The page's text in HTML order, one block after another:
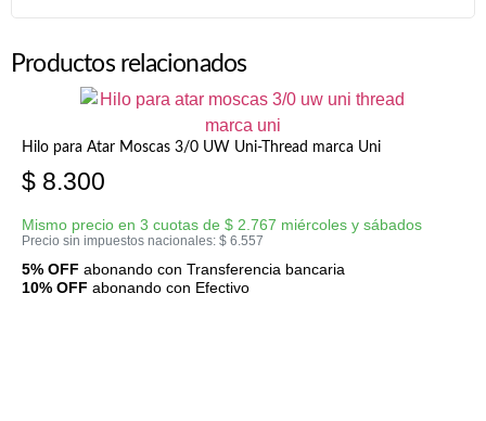
Productos relacionados
Hilo para Atar Moscas 3/0 UW Uni-Thread marca Uni
$ 8.300
Mismo precio en 3 cuotas de $ 2.767 miércoles y sábados
Precio sin impuestos nacionales: $ 6.557
5% OFF abonando con Transferencia bancaria
10% OFF abonando con Efectivo